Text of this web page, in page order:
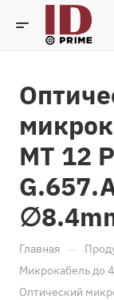
MT 12
Главная —
Микрокабель до
Оптический